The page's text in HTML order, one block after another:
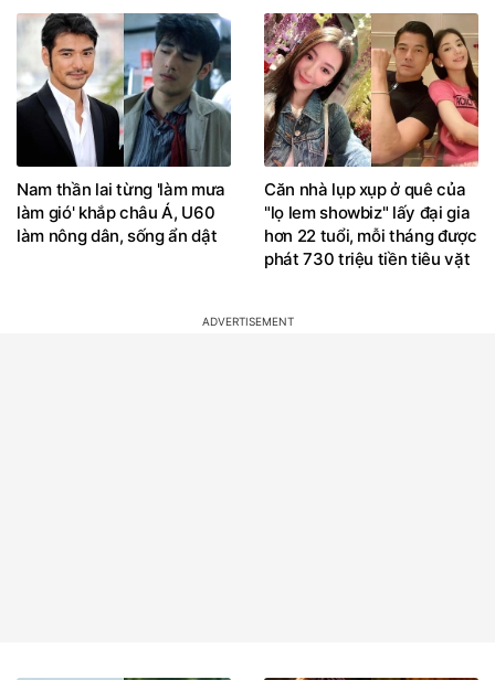
Nam thần lai từng 'làm mưa
làm gió' khắp châu Á, U60
làm nông dân, sống ẩn dật
Căn nhà lụp xụp ở quê của
"lọ lem showbiz" lấy đại gia
hơn 22 tuổi, mỗi tháng được
phát 730 triệu tiền tiêu vặt